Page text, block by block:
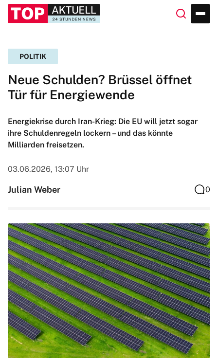
POLITIK
Neue Schulden? Brüssel öffnet
Tür für Energiewende
Energiekrise durch Iran-Krieg: Die EU will jetzt sogar
ihre Schuldenregeln lockern – und das könnte
Milliarden freisetzen.
03.06.2026, 13:07 Uhr
Julian Weber 0